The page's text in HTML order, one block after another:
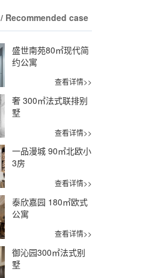
/ Recommended case
盛世南苑80㎡现代简
约公寓
查看详情>>
奢 300㎡法式联排别
墅
查看详情>>
一品漫城 90㎡北欧小
3房
查看详情>>
泰欣嘉园 180㎡欧式
公寓
查看详情>>
御沁园300㎡法式别
墅